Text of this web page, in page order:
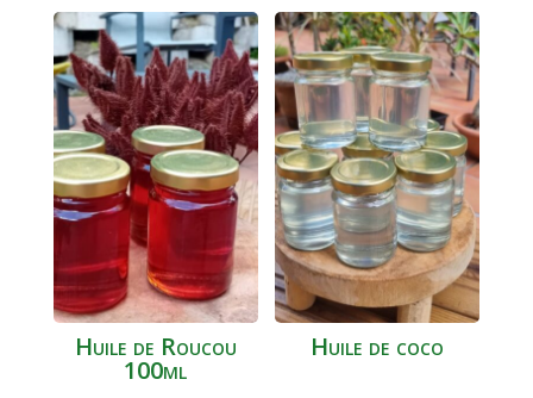
Huile de Roucou
100ml
Huile de coco